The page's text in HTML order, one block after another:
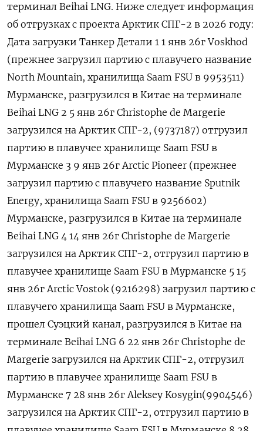
терминал Beihai LNG. Ниже следует информация
об ‌отгрузках с проекта Арктик СПГ-2 в 2026 году:
Дата загрузки Танкер Детали 1 1 янв 26г Voskhod
(прежнее загрузил партию с плавучего название
North Mountain, хранилища Saam FSU в 9953511)
Мурманске, разгрузился в ​Китае на терминале
Beihai LNG 2 5 янв 26г Сhristophe de Margerie
загрузился на Арктик СПГ-2, (9737187) отгрузил
партию в плавучее хранилище Saam FSU в
‌Мурманске 3 9 янв 26г Arctic Pioneer (прежнее
загрузил партию с плавучего название Sputnik
Energy, хранилища Saam FSU в 9256602)
Мурманске, разгрузился в Китае на терминале
Beihai LNG 4 14 ​янв 26г Сhristophe de Margerie
загрузился на Арктик СПГ-2, отгрузил партию в
плавучее хранилище Saam FSU в Мурманске 5 15
янв 26г Arctic Vostok (9216298) загрузил партию ‌с
плавучего хранилища Saam FSU в Мурманске,
прошел Суэцкий канал, разгрузился в Китае на
терминале Beihai LNG 6 22 янв 26г Сhristophe de
Margerie загрузился на Арктик СПГ-2, отгрузил
партию в плавучее хранилище Saam FSU в
Мурманске 7 28 янв 26г Aleksey Kosygin(9904546)
загрузился на Арктик СПГ-2, отгрузил ​партию в